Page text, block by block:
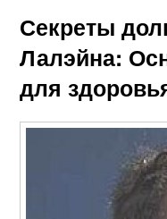
Секреты
Лалэйна:
для